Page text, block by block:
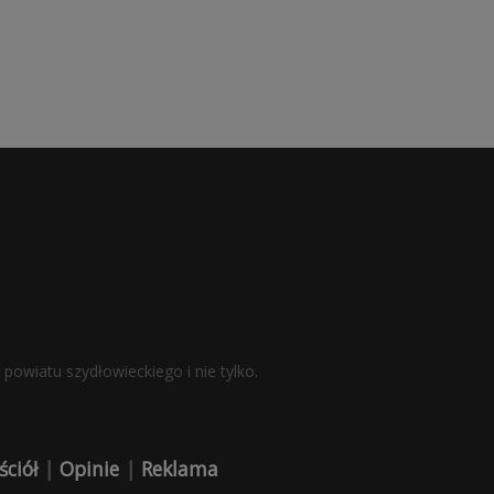
szydłowieckiego i nie tylko.
| Opinie | Reklama